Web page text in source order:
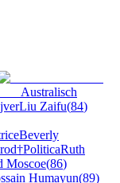
Australisch
Liu Zaifu(84)
Beverly
†PoliticaRuth
Moscoe(86)
Humayun(89)